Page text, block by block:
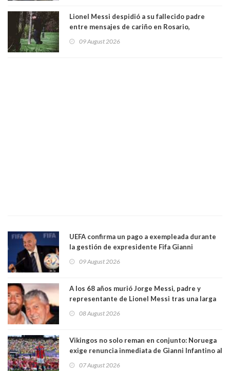
Lionel Messi despidió a su fallecido padre
entre mensajes de cariño en Rosario,
09 August 2026
UEFA confirma un pago a exempleada durante
la gestión de expresidente Fifa Gianni
relación sentimental
09 August 2026
A los 68 años murió Jorge Messi, padre y
representante de Lionel Messi tras una larga
08 August 2026
Vikingos no solo reman en conjunto: Noruega
exige renuncia inmediata de Gianni Infantino al
07 August 2026